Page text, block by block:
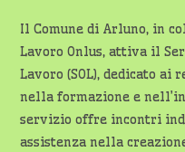
Il Comune di Arluno, in
Lavoro Onlus, attiva il
Lavoro (SOL), dedicato ai
nella formazione e
servizio offre incontri
assistenza nella